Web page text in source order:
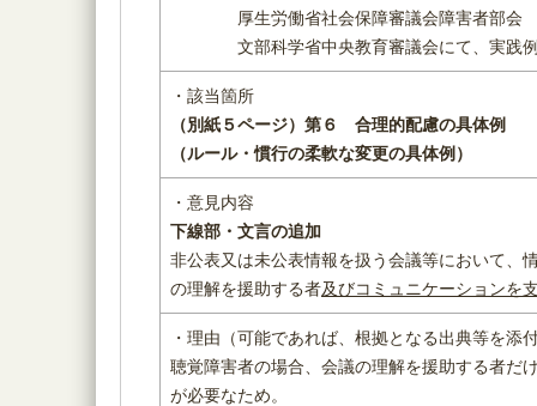
厚生労働省社会保障審議会障害者部会
文部科学省中央教育審議会にて、実践例
・該当箇所
（別紙５ページ） 第６ 合理的配慮の具体例
（ルール・慣行の柔軟な変更の具体例）
・意見内容
下線部・文言の追加
非公表又は未公表情報を扱う会議等において、
の理解を援助する者及びコミュニケーションを
・理由（可能であれば、根拠となる出典等を添
聴覚障害者の場合、会議の理解を援助する者だ
が必要なため。